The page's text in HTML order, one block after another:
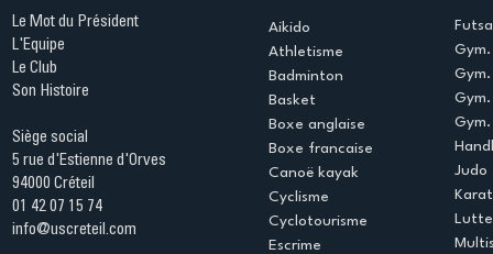
Le Mot du Président
L'Equipe
Le Club
Son Histoire
Siège social
5 rue d'Estienne d'Orves
94000 Créteil
01 42 07 15 74
info@uscreteil.com
Aikido
Athletisme
Badminton
Basket
Boxe anglaise
Boxe francaise
Canoë kayak
Cyclisme
Cyclotourisme
Escrime
Judo
Lutte